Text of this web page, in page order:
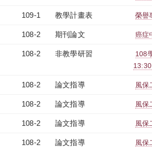
109-1 教學計畫表 榮譽
108-2 期刊論文 癌症
108-2 非教學研習
108
108-2 論文指導 風保
108-2 論文指導 風保
108-2 論文指導 風保
108-2 論文指導 風保